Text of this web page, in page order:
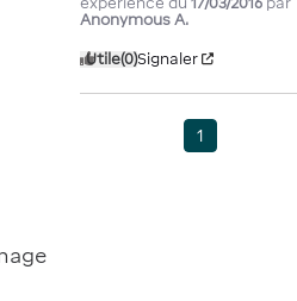
Anonymous A.
Utile(0)Signaler
1